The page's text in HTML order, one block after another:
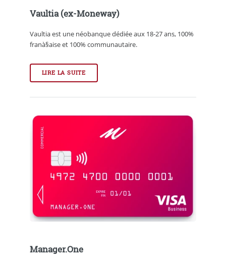
Vaultia (ex-Moneway)
Vaultia est une néobanque dédiée aux 18-27 ans, 100%
franà§aise et 100% communautaire.
LIRE LA SUITE
Manager.One